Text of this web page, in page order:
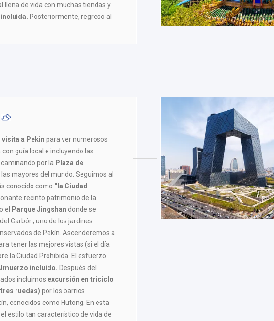
llena de vida con muchas tiendas y
incluida. Posteriormente, regreso al
visita a Pekinpara ver numerosos
guía local e incluyendo las
por la Plaza de
las mayores del mundo. Seguimos al
conocido como “la Ciudad
recinto patrimonio de la
el Parque Jingshan donde se
Carbón, uno de los jardines
de Pekín. Ascenderemos a
tener las mejores vistas (si el día
la Ciudad Prohibida. El esfuerzo
incluido.Después del
incluimos excursión en triciclo
ruedas) por los barrios
conocidos como Hutong. En esta
estilo tan característico de vida de